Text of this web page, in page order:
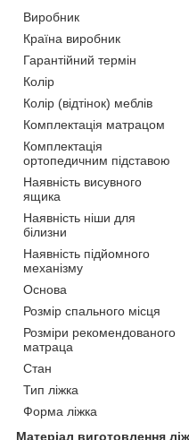
Виробник
Країна виробник
Гарантійний термін
Колір
Колір (відтінок) меблів
Комплектація матрацом
Комплектація
ортопедичним підставою
Наявність висувного
ящика
Наявність ніши для
білизни
Наявність підйомного
механізму
Основа
Розмір спального місця
Розміри рекомендованого
матраца
Стан
Тип ліжка
Форма ліжка
Матеріал виготовлення